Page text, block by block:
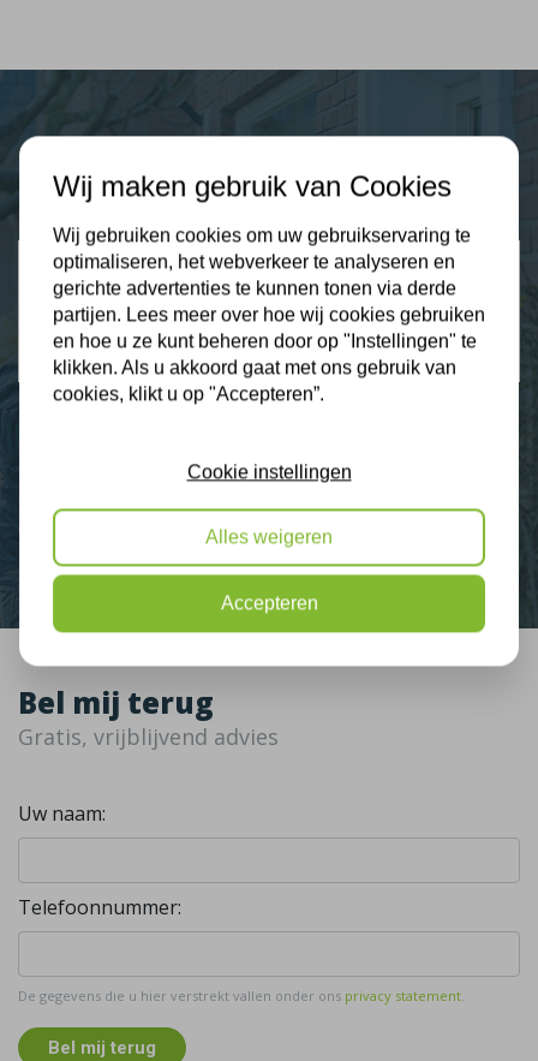
Plus Isolatie
Uw isolatie specialist
9,3
Klantbeoordelingen
2274 klanten beoordelen ons met een 9.3
Bel mij terug
Gratis, vrijblijvend advies
Uw naam:
Telefoonnummer:
De gegevens die u hier verstrekt vallen onder ons privacy statement.
Bel mij terug
Wij maken gebruik van Cookies
Wij gebruiken cookies om uw gebruikservaring te
optimaliseren, het webverkeer te analyseren en
gerichte advertenties te kunnen tonen via derde
partijen. Lees meer over hoe wij cookies gebruiken
en hoe u ze kunt beheren door op "Instellingen" te
klikken. Als u akkoord gaat met ons gebruik van
cookies, klikt u op "Accepteren”.
Cookie instellingen
Alles weigeren
Accepteren